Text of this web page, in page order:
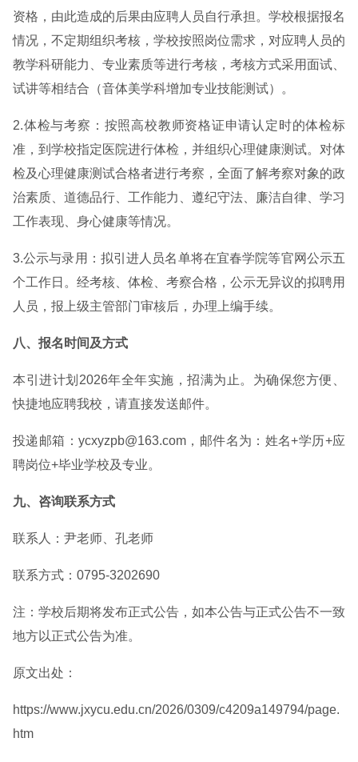
资格，由此造成的后果由应聘人员自行承担。学校根据报名
情况，不定期组织考核，学校按照岗位需求，对应聘人员的
教学科研能力、专业素质等进行考核，考核方式采用面试、
试讲等相结合（音体美学科增加专业技能测试）。
2.体检与考察：按照高校教师资格证申请认定时的体检标
准，到学校指定医院进行体检，并组织心理健康测试。对体
检及心理健康测试合格者进行考察，全面了解考察对象的政
治素质、道德品行、工作能力、遵纪守法、廉洁自律、学习
工作表现、身心健康等情况。
3.公示与录用：拟引进人员名单将在宜春学院等官网公示五
个工作日。经考核、体检、考察合格，公示无异议的拟聘用
人员，报上级主管部门审核后，办理上编手续。
八、报名时间及方式
本引进计划2026年全年实施，招满为止。为确保您方便、
快捷地应聘我校，请直接发送邮件。
投递邮箱：ycxyzpb@163.com，邮件名为：姓名+学历+应
聘岗位+毕业学校及专业。
九、咨询联系方式
联系人：尹老师、孔老师
联系方式：0795-3202690
注：学校后期将发布正式公告，如本公告与正式公告不一致
地方以正式公告为准。
原文出处：
https://www.jxycu.edu.cn/2026/0309/c4209a149794/page.
htm